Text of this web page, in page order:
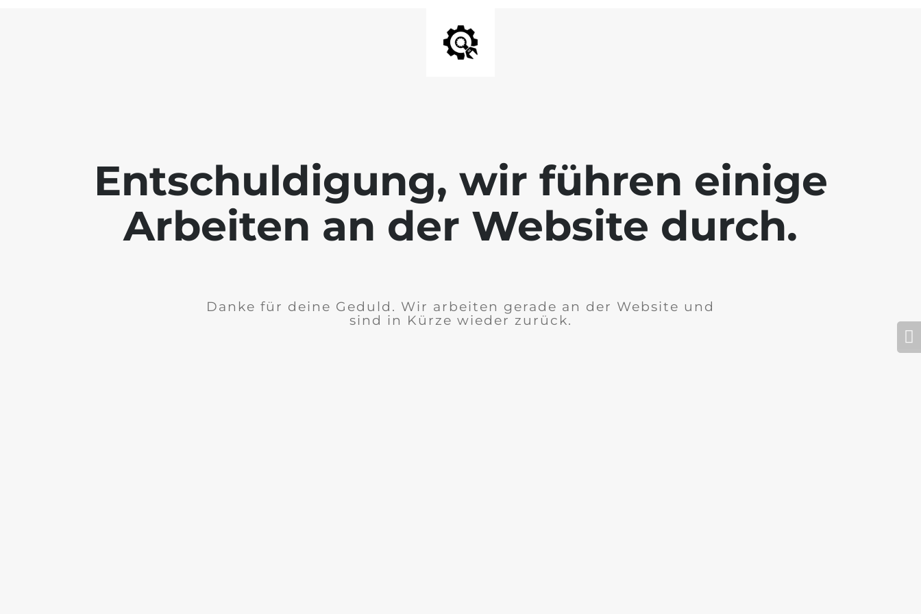
Entschuldigung, wir führen einige
Arbeiten an der Website durch.
Danke für deine Geduld. Wir arbeiten gerade an der Website und
sind in Kürze wieder zurück.